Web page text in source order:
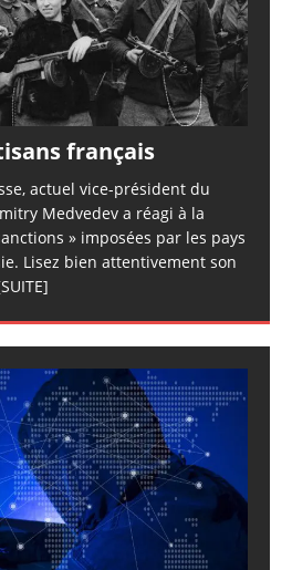
français
actuel vice-président du
Medvedev a réagi à la
» imposées par les pays
Lisez bien attentivement son